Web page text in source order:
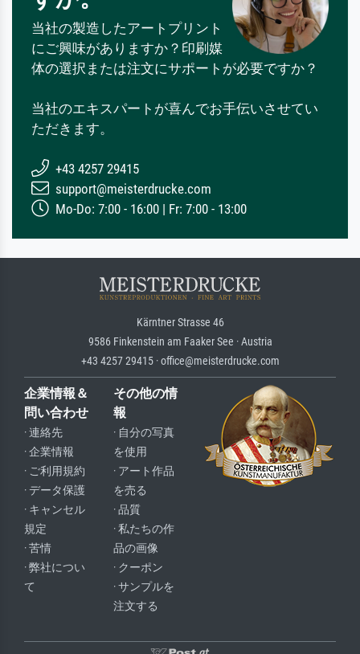
当社の製造したアートプリント
にご興味がありますか？印刷媒
体の選択または注文にサポートが必要ですか？
当社のエキスパートが喜んでお手伝いさせてい
ただきます。
+43 4257 29415
support@meisterdrucke.com
Mo-Do: 7:00 - 16:00 | Fr: 7:00 - 13:00
Kärntner Strasse 46
9586 Finkenstein am Faaker See · Austria
+43 4257 29415 · office@meisterdrucke.com
企業情報＆
問い合わせ
· 連絡先
· 企業情報
· ご利用規約
· データ保護
· キャンセル
規定
· 苦情
· 弊社につい
て
その他の情
報
· 自分の写真
を使用
· アート作品
を売る
· 品質
· 私たちの作
品の画像
· クーポン
· サンプルを
注文する